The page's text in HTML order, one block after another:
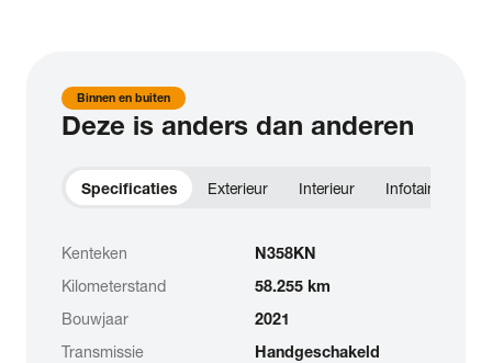
Binnen en buiten
Deze is anders dan anderen
Specificaties Exterieur Interieur Infotainment
Kenteken
N358KN
Kilometerstand
58.255 km
Bouwjaar
2021
Transmissie
Handgeschakeld